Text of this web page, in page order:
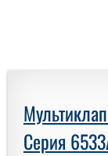
Серия